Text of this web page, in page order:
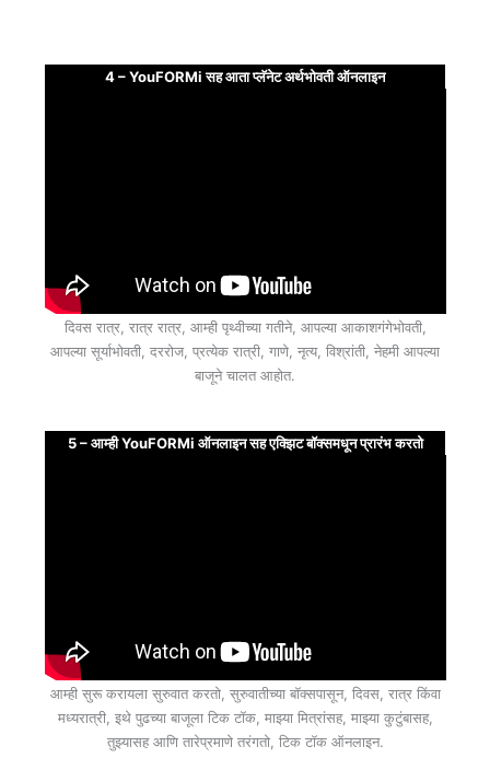
4 – YouFORMi सह आता प्लॅनेट अर्थभोवती ऑनलाइन
दिवस रात्र, रात्र रात्र, आम्ही पृथ्वीच्या गतीने, आपल्या आकाशगंगेभोवती,
आपल्या सूर्याभोवती, दररोज, प्रत्येक रात्री, गाणे, नृत्य, विश्रांती, नेहमी आपल्या
बाजूने चालत आहोत.
5 – आम्ही YouFORMi ऑनलाइन सह एक्झिट बॉक्समधून प्रारंभ करतो
आम्ही सुरू करायला सुरुवात करतो, सुरुवातीच्या बॉक्सपासून, दिवस, रात्र किंवा
मध्यरात्री, इथे पुढच्या बाजूला टिक टॉक, माझ्या मित्रांसह, माझ्या कुटुंबासह,
तुझ्यासह आणि तारेप्रमाणे तरंगतो, टिक टॉक ऑनलाइन.